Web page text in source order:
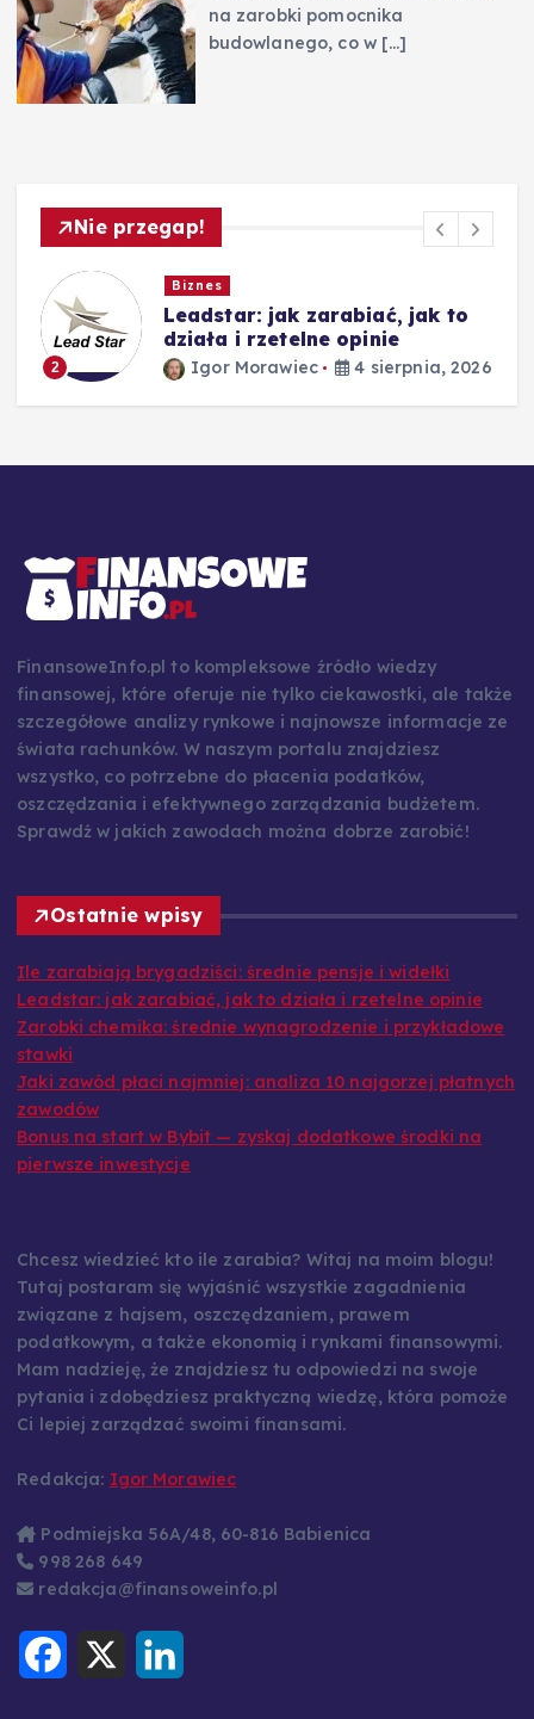
na zarobki pomocnika
budowlanego, co w […]
Nie przegap!
2
Biznes
Leadstar: jak zarabiać, jak to
działa i rzetelne opinie
Igor Morawiec 4 sierpnia, 2026
FinansoweInfo.pl to kompleksowe źródło wiedzy
finansowej, które oferuje nie tylko ciekawostki, ale także
szczegółowe analizy rynkowe i najnowsze informacje ze
świata rachunków. W naszym portalu znajdziesz
wszystko, co potrzebne do płacenia podatków,
oszczędzania i efektywnego zarządzania budżetem.
Sprawdź w jakich zawodach można dobrze zarobić!
Ostatnie wpisy
Ile zarabiają brygadziści: średnie pensje i widełki
Leadstar: jak zarabiać, jak to działa i rzetelne opinie
Zarobki chemika: średnie wynagrodzenie i przykładowe
stawki
Jaki zawód płaci najmniej: analiza 10 najgorzej płatnych
zawodów
Bonus na start w Bybit — zyskaj dodatkowe środki na
pierwsze inwestycje
Chcesz wiedzieć kto ile zarabia? Witaj na moim blogu!
Tutaj postaram się wyjaśnić wszystkie zagadnienia
związane z hajsem, oszczędzaniem, prawem
podatkowym, a także ekonomią i rynkami finansowymi.
Mam nadzieję, że znajdziesz tu odpowiedzi na swoje
pytania i zdobędziesz praktyczną wiedzę, która pomoże
Ci lepiej zarządzać swoimi finansami.
Redakcja: Igor Morawiec
Podmiejska 56A/48, 60-816 Babienica
998 268 649
redakcja@finansoweinfo.pl
X